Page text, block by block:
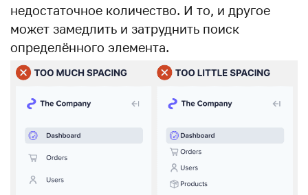
недостаточное количество. И то, и другое
может замедлить и затруднить поиск
определённого элемента.